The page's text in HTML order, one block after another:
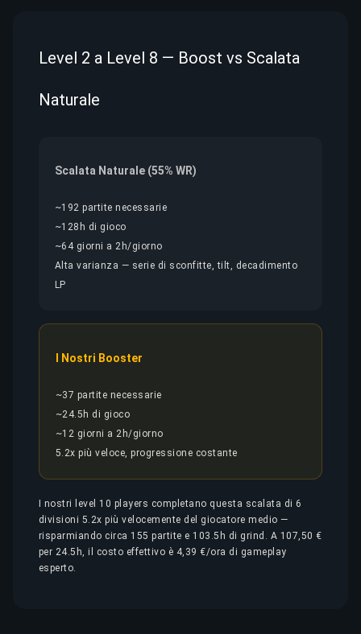
Level 2 a Level 8 — Boost vs Scalata
Naturale
Scalata Naturale (55% WR)
~192 partite necessarie
~128h di gioco
~64 giorni a 2h/giorno
Alta varianza — serie di sconfitte, tilt, decadimento
LP
I Nostri Booster
~37 partite necessarie
~24.5h di gioco
~12 giorni a 2h/giorno
5.2x più veloce, progressione costante
I nostri level 10 players completano questa scalata di 6
divisioni 5.2x più velocemente del giocatore medio —
risparmiando circa 155 partite e 103.5h di grind. A 107,50 €
per 24.5h, il costo effettivo è 4,39 €/ora di gameplay
esperto.